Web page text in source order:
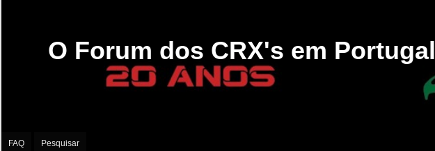
O Forum dos CRX's em Portugal
FAQ Pesquisar